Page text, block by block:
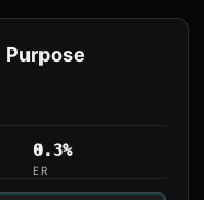
0.3%
ER